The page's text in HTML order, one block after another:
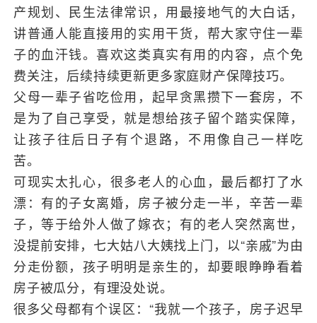
产规划、民生法律常识，用最接地气的大白话，
讲普通人能直接用的实用干货，帮大家守住一辈
子的血汗钱。喜欢这类真实有用的内容，点个免
费关注，后续持续更新更多家庭财产保障技巧。
父母一辈子省吃俭用，起早贪黑攒下一套房，不
是为了自己享受，就是想给孩子留个踏实保障，
让孩子往后日子有个退路，不用像自己一样吃
苦。
可现实太扎心，很多老人的心血，最后都打了水
漂：有的子女离婚，房子被分走一半，辛苦一辈
子，等于给外人做了嫁衣；有的老人突然离世，
没提前安排，七大姑八大姨找上门，以“亲戚”为由
分走份额，孩子明明是亲生的，却要眼睁睁看着
房子被瓜分，有理没处说。
很多父母都有个误区：“我就一个孩子，房子迟早